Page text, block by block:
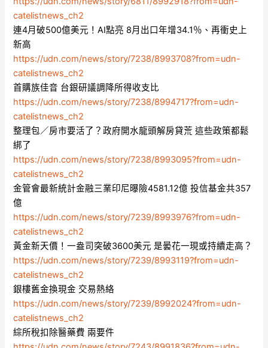
catelistnews_ch2
連4月破500億美元！AI點亮 8月出口年增34.1％、再衝史上
新高
https://udn.com/news/story/7238/8993708?from=udn-
catelistnews_ch2
首購族佳音 台銀研議調降所得收支比
https://udn.com/news/story/7238/8994717?from=udn-
catelistnews_ch2
整理包／房市要活了？政府開水龍頭解房貸荒 這些政策都鬆
綁了
https://udn.com/news/story/7238/8993095?from=udn-
catelistnews_ch2
金管會最新統計金融三業印尼曝險4581.12億 投信基金共357
億
https://udn.com/news/story/7239/8993976?from=udn-
catelistnews_ch2
黃金新天價！一盎司突破3600美元 是曇花一現或持續走高？
https://udn.com/news/story/7239/8993119?from=udn-
catelistnews_ch2
銀樓舊金換現金 交易熱絡
https://udn.com/news/story/7239/8992024?from=udn-
catelistnews_ch2
綜所稅扣除醫藥費 兩要件